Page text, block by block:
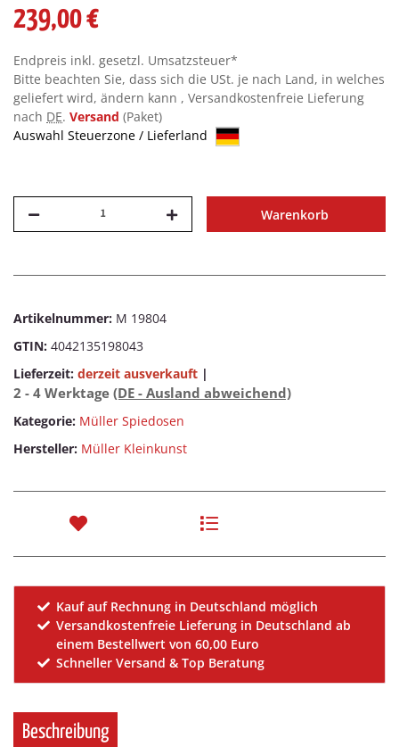
239,00 €
Endpreis inkl. gesetzl. Umsatzsteuer*
Bitte beachten Sie, dass sich die USt. je nach Land, in welches
geliefert wird, ändern kann , Versandkostenfreie Lieferung
nach DE. Versand (Paket)
Auswahl Steuerzone / Lieferland
Warenkorb
Artikelnummer: M 19804
GTIN: 4042135198043
Lieferzeit: derzeit ausverkauft |
2 - 4 Werktage (DE - Ausland abweichend)
Kategorie: Müller Spiedosen
Hersteller: Müller Kleinkunst
Kauf auf Rechnung in Deutschland möglich
Versandkostenfreie Lieferung in Deutschland ab
einem Bestellwert von 60,00 Euro
Schneller Versand & Top Beratung
Beschreibung